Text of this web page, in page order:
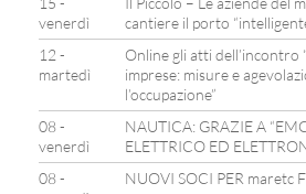
venerdì
cantiere il porto
12 -
martedì
Online gli atti dell’incontro
imprese: misure e
l’occupazione”
08 -
venerdì
NAUTICA: GRAZIE A
ELETTRICO ED
08 -
NUOVI SOCI PER maretc